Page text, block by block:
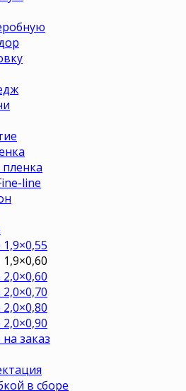
line
заказ
в сборе